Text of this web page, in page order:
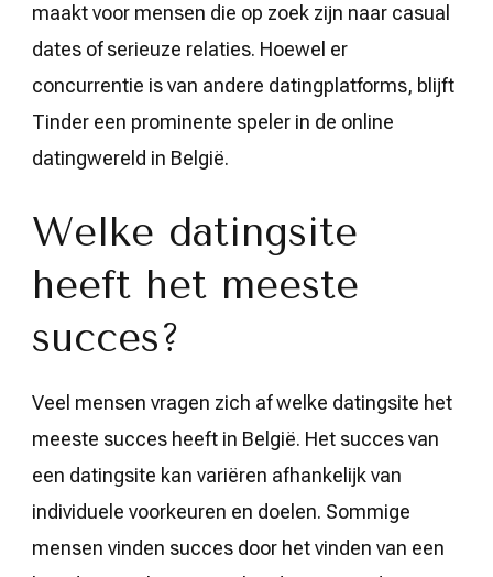
maakt voor mensen die op zoek zijn naar casual
dates of serieuze relaties. Hoewel er
concurrentie is van andere datingplatforms, blijft
Tinder een prominente speler in de online
datingwereld in België.
Welke datingsite
heeft het meeste
succes?
Veel mensen vragen zich af welke datingsite het
meeste succes heeft in België. Het succes van
een datingsite kan variëren afhankelijk van
individuele voorkeuren en doelen. Sommige
mensen vinden succes door het vinden van een